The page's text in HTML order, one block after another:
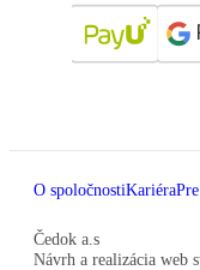
O spoločnostiKariéra
Čedok a.s
Návrh a realizácia web